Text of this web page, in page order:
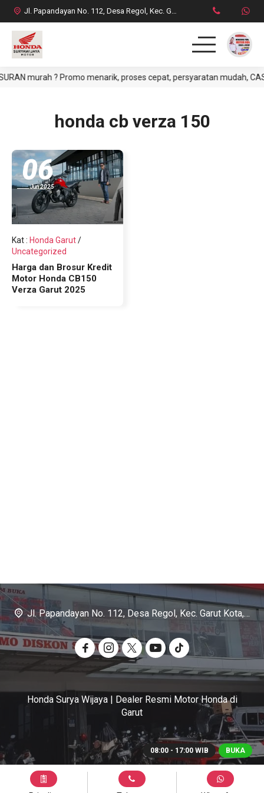
Jl. Papandayan No. 112, Desa Regol, Kec. Garut Kota, Kab. Garut
08:00 - 17:00 WIB BUKA
HOME
BROSUR CREDIT
SYARAT CASH / CREDIT
murah ? Promo menarik, proses cepat, persyaratan mudah,
honda cb verza 150
06
Jun 2025
Kat: Honda Garut/
Uncategorized
Harga dan Brosur Kredit
Motor Honda CB150
Verza Garut 2025
Jl. Papandayan No. 112, Desa Regol, Kec. Garut Kota, Kab. Garut
Honda Surya Wijaya | Dealer Resmi Motor Honda di
Garut